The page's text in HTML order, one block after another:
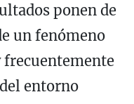
ponen de
un fenómeno
frecuentemente
entorno